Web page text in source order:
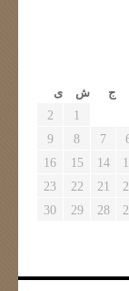
ج ش ی
1
2
7
8
9
14
15
16
21
22
23
28
29
30